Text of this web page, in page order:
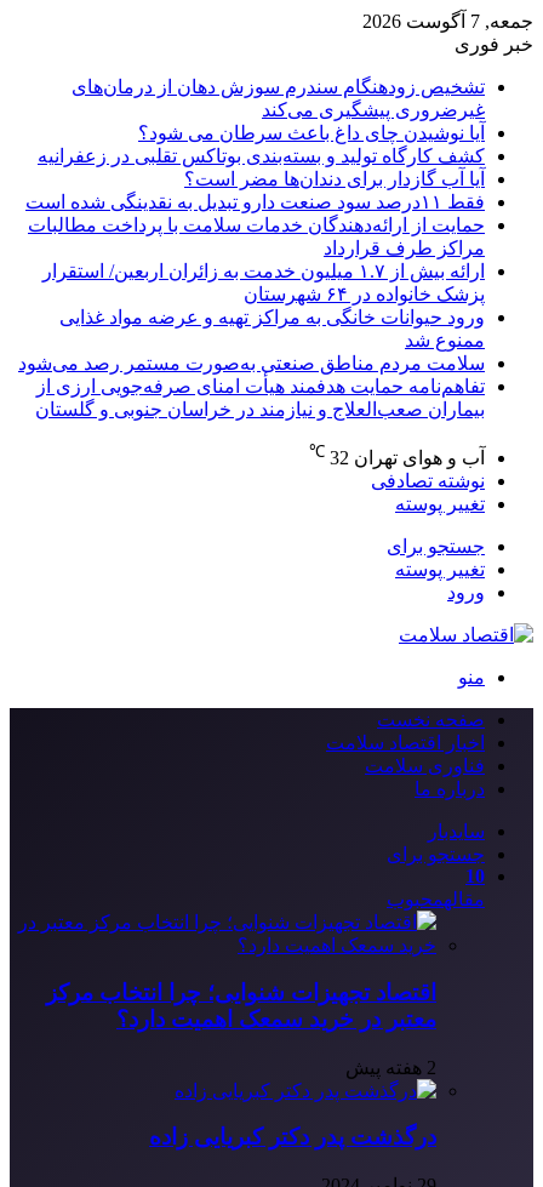
جمعه, 7 آگوست 2026
خبر فوری
تشخیص زودهنگام سندرم سوزش دهان از درمان‌های
غیرضروری پیشگیری می‌کند
آیا نوشیدن چای داغ باعث سرطان می شود؟
کشف کارگاه تولید و بسته‌بندی بوتاکس تقلبی در زعفرانیه
آیا آب گازدار برای دندان‌ها مضر است؟
فقط ۱۱‌درصد سود صنعت دارو تبدیل به نقدینگی شده است
حمایت از ارائه‌دهندگان خدمات سلامت با پرداخت مطالبات
مراکز طرف قرارداد
ارائه بیش از ۱.۷ میلیون خدمت به زائران اربعین/ استقرار
پزشک خانواده در ۶۴ شهرستان
ورود حیوانات خانگی به مراکز تهیه و عرضه مواد غذایی
ممنوع شد
سلامت مردم مناطق صنعتی به‌صورت مستمر رصد می‌شود
تفاهم‌نامه حمایت هدفمند هیأت امنای صرفه‌جویی ارزی از
بیماران صعب‌العلاج و نیازمند در خراسان جنوبی و گلستان
آب و هوای تهران 32
℃
نوشته تصادفی
تغییر پوسته
جستجو برای
تغییر پوسته
ورود
منو
صفحه نخست
اخبار اقتصاد سلامت
فناوری سلامت
درباره ما
سایدبار
جستجو برای
10
مقالهمحبوب
اقتصاد تجهیزات شنوایی؛ چرا انتخاب مرکز
معتبر در خرید سمعک اهمیت دارد؟
2 هفته پیش
درگذشت پدر دکتر کبریایی زاده